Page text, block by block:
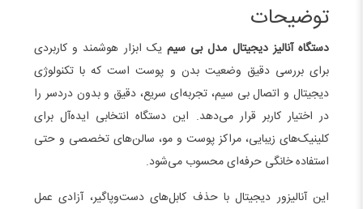
توضیحات
دستگاه آنالیز دیجیتال مدل بی سیم یک ابزار هوشمند و کاربردی
برای بررسی دقیق وضعیت بدن و پوست است که با تکنولوژی
دیجیتال و اتصال بی سیم، تجربه‌ای سریع، دقیق و بدون دردسر را
در اختیار کاربر قرار می‌دهد. این دستگاه انتخابی ایده‌آل برای
کلینیک‌های زیبایی، مراکز پوست و مو، سالن‌های تخصصی و حتی
استفاده خانگی حرفه‌ای محسوب می‌شود.
این آنالیزور دیجیتال با حذف کابل‌های دست‌وپاگیر، آزادی عمل